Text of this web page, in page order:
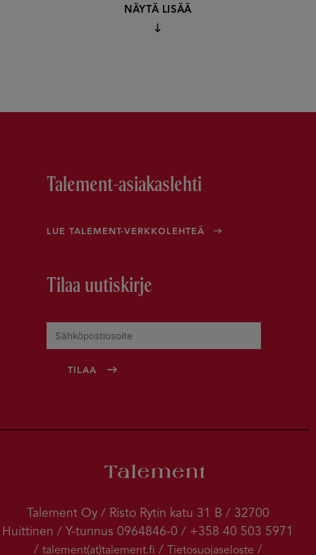
NÄYTÄ LISÄÄ
Talement-asiakaslehti
LUE TALEMENT-VERKKOLEHTEÄ
Tilaa uutiskirje
Talement Oy / Risto Rytin katu 31 B / 32700
Huittinen / Y-tunnus 0964846-0 / +358 40 503 5971
/ talement(at)talement.fi / Tietosuojaseloste /